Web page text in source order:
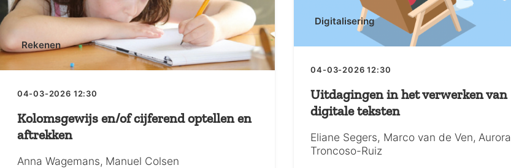
Kolomsgewijs en/of cijferend optellen en
aftrekken
04-03-2026 12:30
Anna Wagemans Manuel Colsen
Rekenen
Uitdagingen in het verwerken van
digitale teksten
04-03-2026 12:30
Eliane Segers Marco van de Ven Aurora
Troncoso-Ruiz
Digitalisering